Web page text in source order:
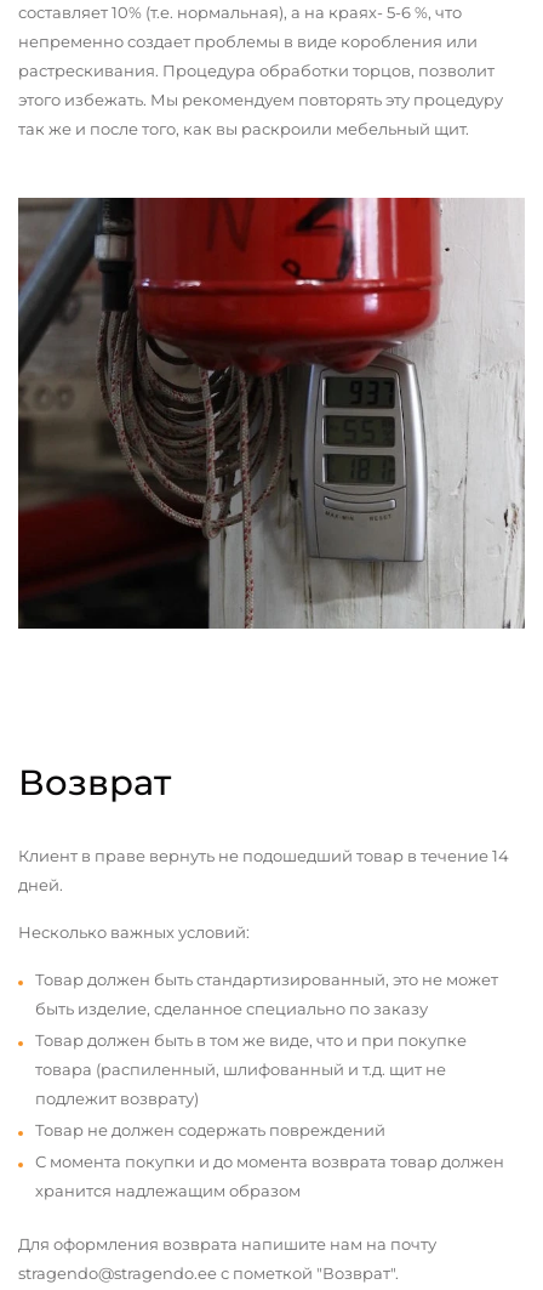
составляет 10% (т.е. нормальная), а на краях- 5-6 %, что
непременно создает проблемы в виде коробления или
растрескивания. Процедура обработки торцов, позволит
этого избежать. Мы рекомендуем повторять эту процедуру
так же и после того, как вы раскроили мебельный щит.
Возврат
Клиент в праве вернуть не подошедший товар в течение 14
дней.
Несколько важных условий:
Товар должен быть стандартизированный, это не может
быть изделие, сделанное специально по заказу
Товар должен быть в том же виде, что и при покупке
товара (распиленный, шлифованный и т.д. щит не
подлежит возврату)
Товар не должен содержать повреждений
С момента покупки и до момента возврата товар должен
хранится надлежащим образом
Для оформления возврата напишите нам на почту
stragendo@stragendo.ee с пометкой "Возврат".